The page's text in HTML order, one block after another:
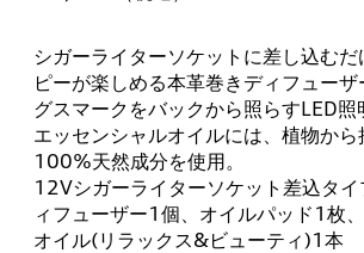
シガーライターソケットに差し込むだ
ピーが楽しめる本革巻きディフュー
グスマークをバックから照らすLED照
エッセンシャルオイルには、植物から
100%天然成分を使用。
12Vシガーライターソケット差込タ
ィフューザー1個、オイルパッド1枚
オイル(リラックス&ビューティ)1本